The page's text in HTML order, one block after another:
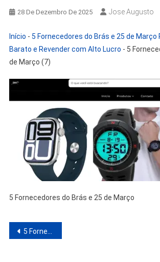
28 De Dezembro De 2025 Jose Augusto
Início - 5 Fornecedores do Brás e 25 de Março
Barato e Revender com Alto Lucro - 5
de Março (7)
5 Fornecedores do Brás e 25 de Março
Navegação
5 Fornecedores do Brás e 25 de Março Para Comprar Barato e Revender com Alto Lucro